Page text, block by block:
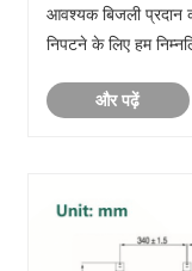
आवश्यक बिजली प्रदान
निपटने के लिए हम
और पढ़ें